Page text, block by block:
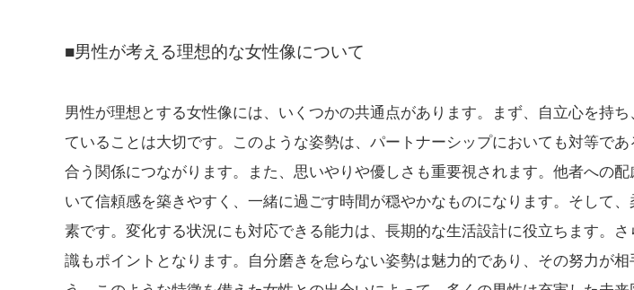
■男性が考える理想的な女性像について
男性が理想とする女性像には、いくつかの共通点があります。まず、自立心を持
ていることは大切です。このような姿勢は、パートナーシップにおいても対等で
合う関係につながります。また、思いやりや優しさも重要視されます。他者への
いて信頼感を築きやすく、一緒に過ごす時間が穏やかなものになります。そして
素です。変化する状況にも対応できる能力は、長期的な生活設計に役立ちます。
識もポイントとなります。自分磨きを怠らない姿勢は魅力的であり、その努力が